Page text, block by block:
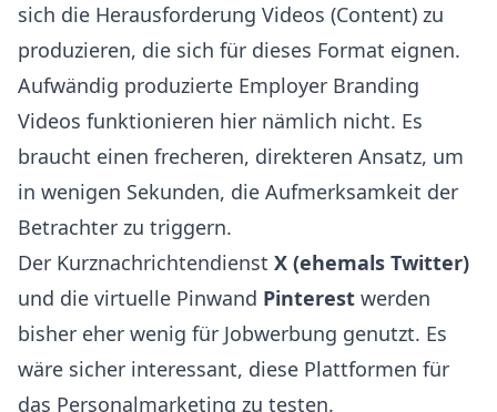
sich die Herausforderung Videos (Content) zu
produzieren, die sich für dieses Format eignen.
Aufwändig produzierte Employer Branding
Videos funktionieren hier nämlich nicht. Es
braucht einen frecheren, direkteren Ansatz, um
in wenigen Sekunden, die Aufmerksamkeit der
Betrachter zu triggern.
Der Kurznachrichtendienst X (ehemals Twitter)
und die virtuelle Pinwand Pinterest werden
bisher eher wenig für Jobwerbung genutzt. Es
wäre sicher interessant, diese Plattformen für
das Personalmarketing zu testen.